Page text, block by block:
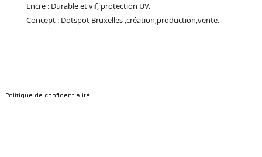
Encre : Durable et vif, protection UV.
Concept : Dotspot Bruxelles ,création,production,vente.
Politique de confidentialité